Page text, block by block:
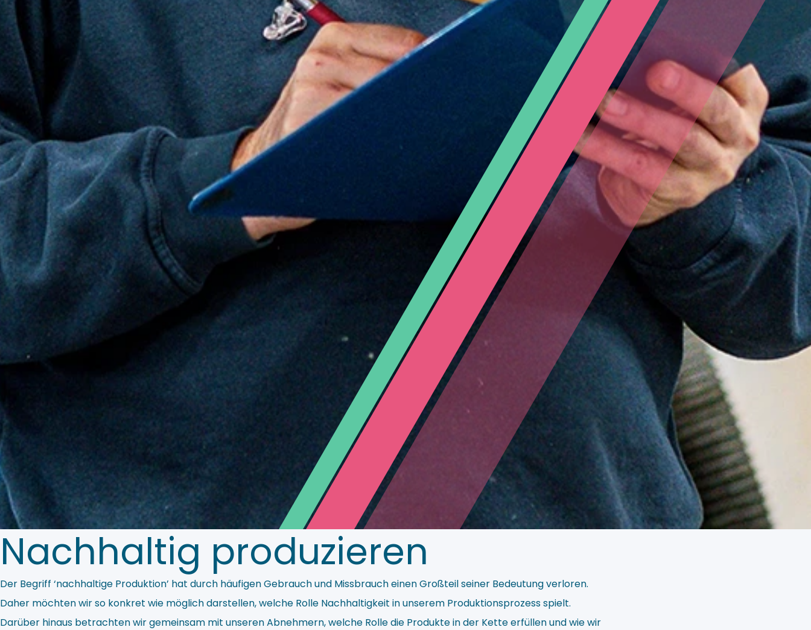
Nachhaltig produzieren
Der Begriff ‘nachhaltige Produktion’ hat durch häufigen Gebrauch und Missbrauch einen Großteil seiner Bedeutung verloren.
Daher möchten wir so konkret wie möglich darstellen, welche Rolle Nachhaltigkeit in unserem Produktionsprozess spielt.
Darüber hinaus betrachten wir gemeinsam mit unseren Abnehmern, welche Rolle die Produkte in der Kette erfüllen und wie wir